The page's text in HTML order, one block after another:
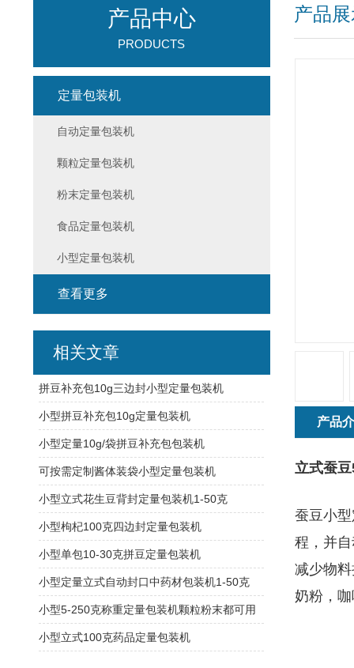
产品
产品
立式蚕
蚕豆小
程，并
减少物
奶粉，
产品中心
PRODUCTS
定量包装机
自动定量包装机
颗粒定量包装机
粉末定量包装机
食品定量包装机
小型定量包装机
查看更多
相关文章
拼豆补充包10g三边封小型定量包装机
小型拼豆补充包10g定量包装机
小型定量10g/袋拼豆补充包包装机
可按需定制酱体装袋小型定量包装机
小型立式花生豆背封定量包装机1-50克
小型枸杞100克四边封定量包装机
小型单包10-30克拼豆定量包装机
小型定量立式自动封口中药材包装机1-50克
小型5-250克称重定量包装机颗粒粉末都可用
小型立式100克药品定量包装机